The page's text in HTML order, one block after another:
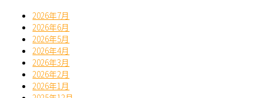
2026年7月
2026年6月
2026年5月
2026年4月
2026年3月
2026年2月
2026年1月